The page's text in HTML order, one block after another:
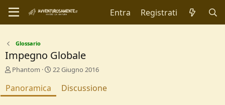
Entra Registrati
Glossario
Impegno Globale
A
t
o
Phantom
C
a
22 Giugno 2016
Panoramica Discussione